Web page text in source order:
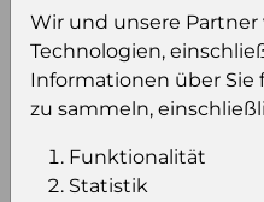
pro Palette
Konsumeinheit Pckg
Stückzahl pro
Palette
900
Wir und unsere
Technologien,
Informationen über Sie
zu sammeln,
Funktionalität
Statistik